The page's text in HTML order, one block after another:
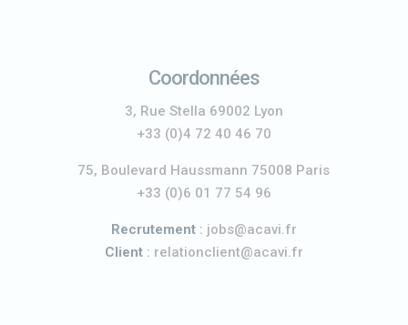
Coordonnées
3, Rue Stella 69002 Lyon
+33 (0)4 72 40 46 70
75, Boulevard Haussmann 75008 Paris
+33 (0)6 01 77 54 96
Recrutement: jobs@acavi.fr
Client: relationclient@acavi.fr